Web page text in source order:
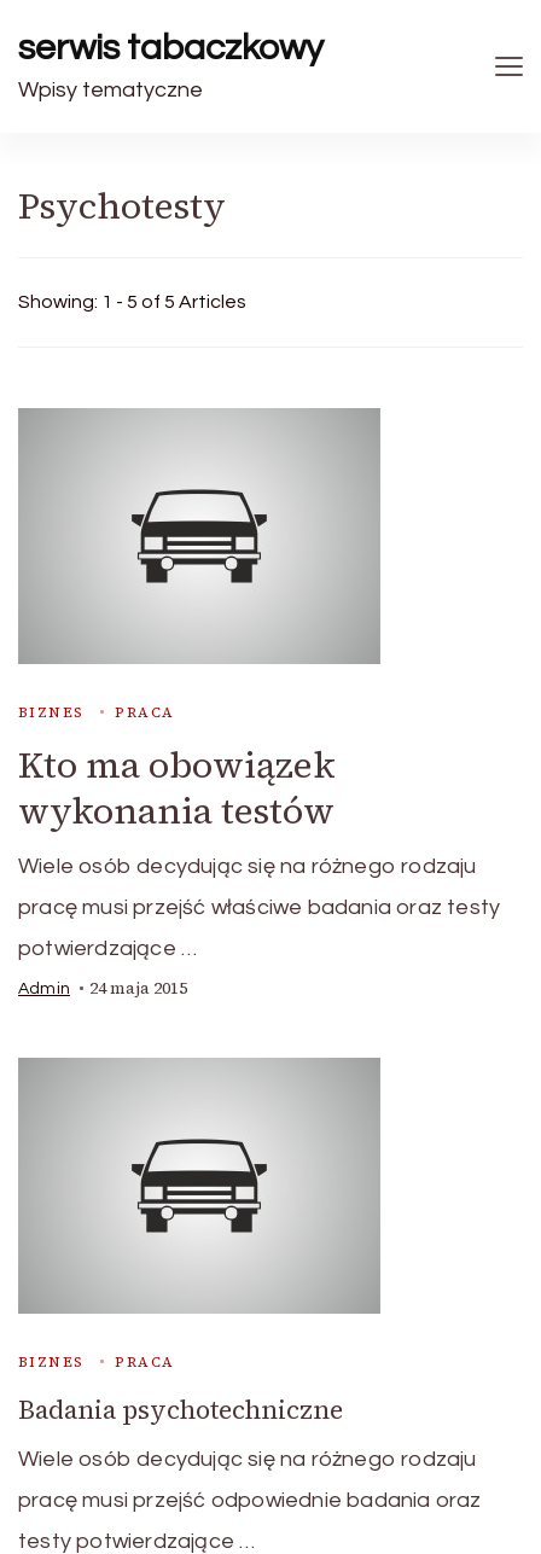
serwis tabaczkowy
Wpisy tematyczne
Psychotesty
Showing: 1 - 5 of 5 Articles
BIZNES PRACA
Kto ma obowiązek
wykonania testów
Wiele osób decydując się na różnego rodzaju
pracę musi przejść właściwe badania oraz testy
potwierdzające …
Admin 24 maja 2015
BIZNES PRACA
Badania psychotechniczne
Wiele osób decydując się na różnego rodzaju
pracę musi przejść odpowiednie badania oraz
testy potwierdzające …